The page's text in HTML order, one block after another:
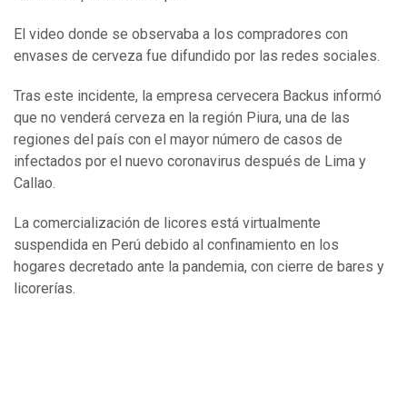
El video donde se observaba a los compradores con
envases de cerveza fue difundido por las redes sociales.
Tras este incidente, la empresa cervecera Backus informó
que no venderá cerveza en la región Piura, una de las
regiones del país con el mayor número de casos de
infectados por el nuevo coronavirus después de Lima y
Callao.
La comercialización de licores está virtualmente
suspendida en Perú debido al confinamiento en los
hogares decretado ante la pandemia, con cierre de bares y
licorerías.